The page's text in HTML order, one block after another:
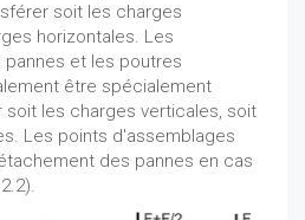
soit les charges
horizontales. Les
et les poutres
être spécialement
les charges verticales, soit
Les points d'assemblages
des pannes en cas